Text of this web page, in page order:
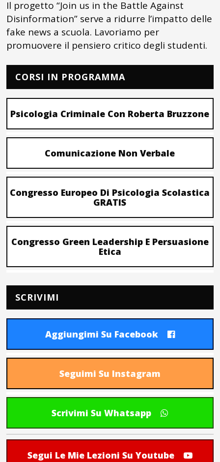
Il progetto “Join us in the Battle Against
Disinformation” serve a ridurre l’impatto delle
fake news a scuola. Lavoriamo per
promuovere il pensiero critico degli studenti.
CORSI IN PROGRAMMA
Psicologia Criminale Con Roberta Bruzzone
Comunicazione Non Verbale
Congresso Europeo Di Psicologia Scolastica
GRATIS
Congresso Green Leadership E Persuasione
Etica
SCRIVIMI
Aggiungimi Su Facebook
Seguimi Su Instagram
Scrivimi Su Whatsapp
Segui Le Mie Lezioni Su Youtube